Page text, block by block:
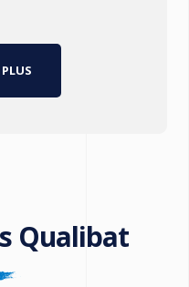
Qualibat